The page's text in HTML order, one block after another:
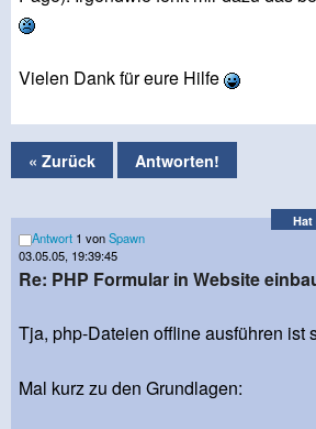
Vielen Dank für eure Hilfe
« Zurück Antworten!
Hat
Antwort 1 vonSpawn
03.05.05, 19:39:45
Re: PHP Formular in Website
Tja, php-Dateien offline ausführen ist
Mal kurz zu den Grundlagen: